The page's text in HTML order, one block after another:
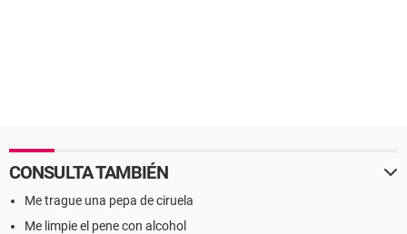
CONSULTA TAMBIÉN
Me trague una pepa de ciruela
Me limpie el pene con alcohol